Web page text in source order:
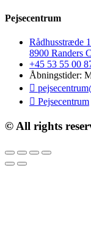
Pejsecentrum
Rådhusstræde
8900 Randers C
+45 53 55 00
Åbningstider:
Pejsecentrum
© All rights